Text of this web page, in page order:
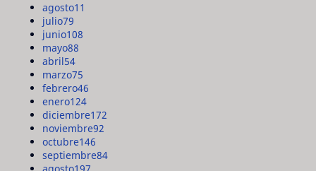
agosto11
julio79
junio108
mayo88
abril54
marzo75
febrero46
enero124
diciembre172
noviembre92
octubre146
septiembre84